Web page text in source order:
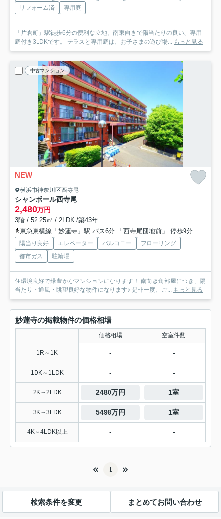
リフォーム済
専用庭
「片倉町」駅徒歩6分の便利な立地。南東向きで陽当たりの良い、専用
庭付き3LDKです。 テラスと専用庭は、お子さまの遊び場... もっと見る
中古マンション
NEW
横浜市神奈川区西寺尾
シャンボール西寺尾
2,480万円
3階 / 52.25㎡ / 2LDK /築43年
東急東横線「妙蓮寺」駅 バス6分 「西寺尾団地前」 停歩9分
陽当り良好 エレベーター バルコニー
フローリング
都市ガス
駐輪場
住環境良好で緑豊かなマンションになります！ 南向き角部屋につき、陽
当たり・通風・眺望良好な物件になります♪ 是非一度、ご... もっと見る
妙蓮寺の掲載物件の価格相場
価格相場 空室件数
1R～1K - -
1DK～1LDK - -
2K～2LDK 2480万円 1室
3K～3LDK 5498万円 1室
4K～4LDK以上 - -
1
検索条件を変更 まとめてお問い合わせ